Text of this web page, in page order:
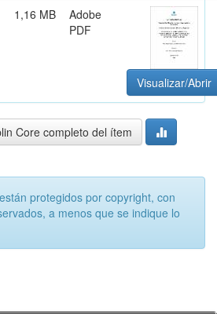
1,16 MB
Adobe
PDF
Visualizar/Abrir
Core completo del ítem
protegidos por copyright, con
a menos que se indique lo